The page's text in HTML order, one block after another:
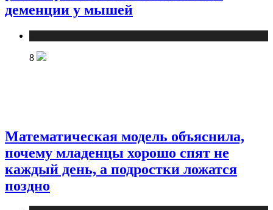
деменции у мышей
8
Математическая модель объяснила,
почему младенцы хорошо спят не
каждый день, а подростки ложатся
поздно